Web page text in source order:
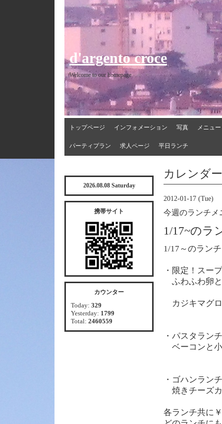
d'argento croce
Welcome to our homepage
トップページ インフォメーション 写真 メニュー
パーティプラン 求人ページ 平日ランチ
カレンダー
2012-01-17 (Tue)
今週のランチメ
1/17~のラ
1/17～のラン
・限定！スー
ふわふわ卵
カジキマグ
・パスタランチ
ベーコンと
・ゴハンランチ
焼きチーズ
各ランチ共に
2026.08.08 Saturday
携帯サイト
カウンター
Today: 329
Yesterday: 1799
Total: 2460559